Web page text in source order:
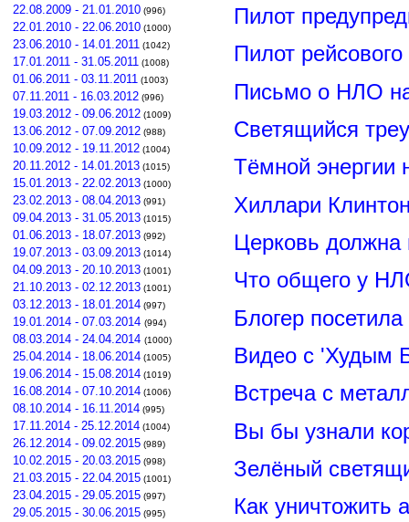
22.08.2009 - 21.01.2010 (996)
22.01.2010 - 22.06.2010 (1000)
23.06.2010 - 14.01.2011 (1042)
17.01.2011 - 31.05.2011 (1008)
01.06.2011 - 03.11.2011 (1003)
07.11.2011 - 16.03.2012 (996)
19.03.2012 - 09.06.2012 (1009)
13.06.2012 - 07.09.2012 (988)
10.09.2012 - 19.11.2012 (1004)
20.11.2012 - 14.01.2013 (1015)
15.01.2013 - 22.02.2013 (1000)
23.02.2013 - 08.04.2013 (991)
09.04.2013 - 31.05.2013 (1015)
01.06.2013 - 18.07.2013 (992)
19.07.2013 - 03.09.2013 (1014)
04.09.2013 - 20.10.2013 (1001)
21.10.2013 - 02.12.2013 (1001)
03.12.2013 - 18.01.2014 (997)
19.01.2014 - 07.03.2014 (994)
08.03.2014 - 24.04.2014 (1000)
25.04.2014 - 18.06.2014 (1005)
19.06.2014 - 15.08.2014 (1019)
16.08.2014 - 07.10.2014 (1006)
08.10.2014 - 16.11.2014 (995)
17.11.2014 - 25.12.2014 (1004)
26.12.2014 - 09.02.2015 (989)
10.02.2015 - 20.03.2015 (998)
21.03.2015 - 22.04.2015 (1001)
23.04.2015 - 29.05.2015 (997)
29.05.2015 - 30.06.2015 (995)
Пилот
Пилот
Письмо о НЛО
Светящийся
Тёмной энергии
Хиллари
Церковь должна
Что общего у
Блогер
Видео с 'Худым
Встреча с
Вы бы узнали
Зелёный
Как уничтожить